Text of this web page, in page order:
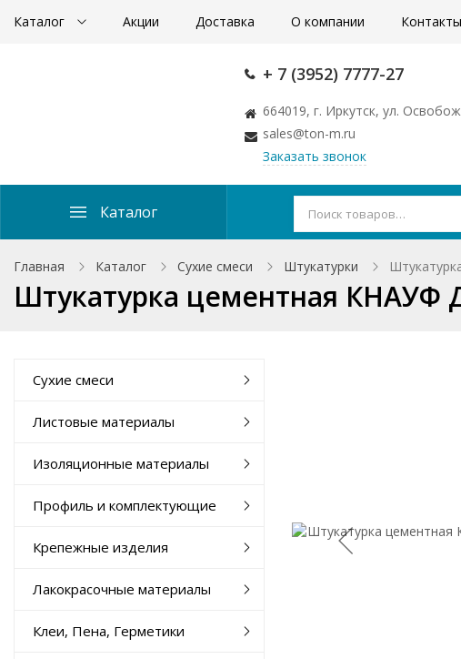
Каталог Акции Доставка О компании Контакты
+ 7 (3952) 7777-27
664019, г. Иркутск, ул.
sales@ton-m.ru
Заказать звонок
Каталог
Главная Каталог Сухие смеси Штукатурки
Штукатурка цементная КНАУФ
Сухие смеси
Листовые материалы
Изоляционные материалы
Профиль и комплектующие
Крепежные изделия
Лакокрасочные материалы
Клеи, Пена, Герметики